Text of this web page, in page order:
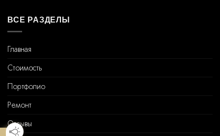
ВСЕ РАЗДЕЛЫ
Главная
Стоимость
Портфолио
Ремонт
Отзывы